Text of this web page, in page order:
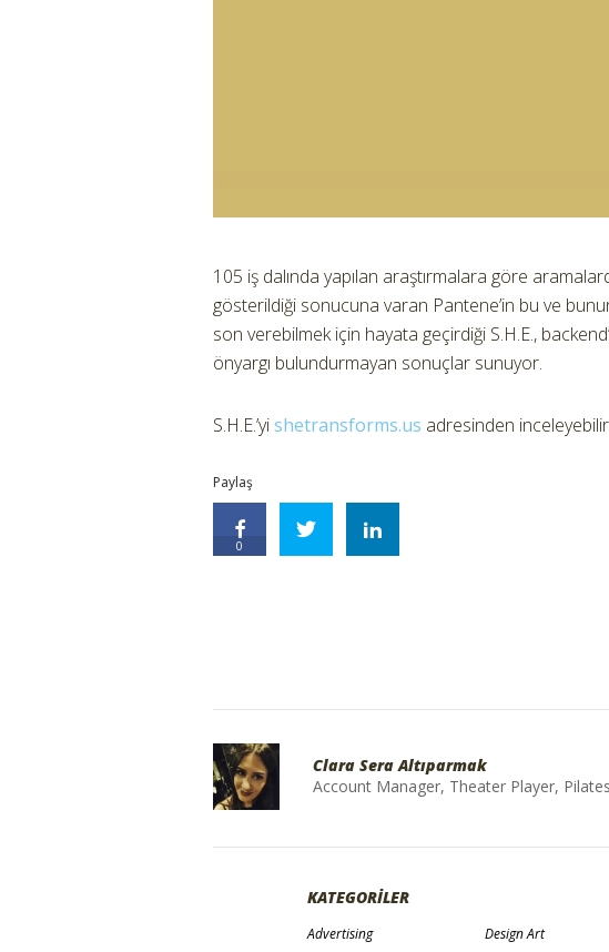
105 iş dalında yapılan araştırmalara göre
gösterildiği sonucuna varan Pantene’in bu ve
son verebilmek için hayata geçirdiği S.H.E.,
önyargı bulundurmayan sonuçlar sunuyor.
S.H.E.’yishetransforms.us adresinden
Paylaş
0
Clara Sera Altıparmak
Account Manager, Theater Player,
KATEGORİLER
Advertising
Design Art